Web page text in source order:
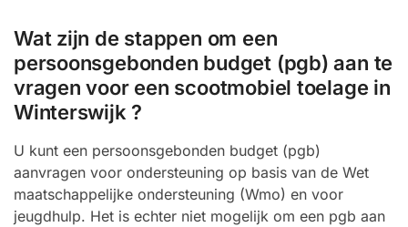
Wat zijn de stappen om een
persoonsgebonden budget (pgb) aan te
vragen voor een scootmobiel toelage in
Winterswijk ?
U kunt een persoonsgebonden budget (pgb)
aanvragen voor ondersteuning op basis van de Wet
maatschappelijke ondersteuning (Wmo) en voor
jeugdhulp. Het is echter niet mogelijk om een pgb aan